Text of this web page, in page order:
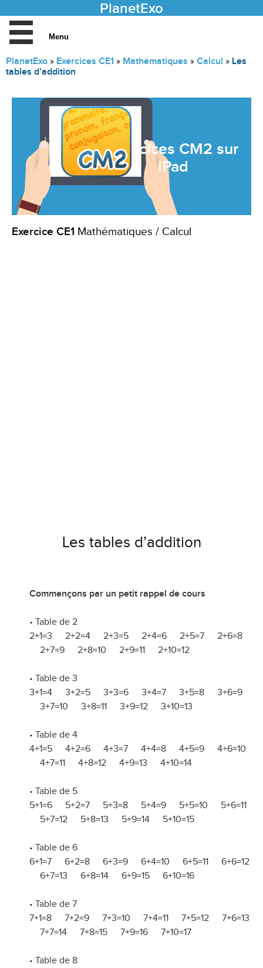
Les exercices
Les jeux
PlanetExo » Exercices CE1 » Mathématiques » Calcul » Les
tables d’addition
Exercices CM2 sur
iPad
Exercice CE1 Mathématiques / Calcul
Les tables d’addition
Commençons par un petit rappel de cours
• Table de 2
2+1=3 2+2=4 2+3=5 2+4=6 2+5=7 2+6=8
2+7=9 2+8=10 2+9=11 2+10=12
• Table de 3
3+1=4 3+2=5 3+3=6 3+4=7 3+5=8 3+6=9
3+7=10 3+8=11 3+9=12 3+10=13
• Table de 4
4+1=5 4+2=6 4+3=7 4+4=8 4+5=9 4+6=10
4+7=11 4+8=12 4+9=13 4+10=14
• Table de 5
5+1=6 5+2=7 5+3=8 5+4=9 5+5=10 5+6=11
5+7=12 5+8=13 5+9=14 5+10=15
• Table de 6
6+1=7 6+2=8 6+3=9 6+4=10 6+5=11 6+6=12
6+7=13 6+8=14 6+9=15 6+10=16
• Table de 7
7+1=8 7+2=9 7+3=10 7+4=11 7+5=12 7+6=13
7+7=14 7+8=15 7+9=16 7+10=17
• Table de 8